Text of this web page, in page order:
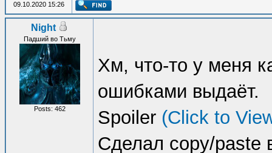
09.10.2020 15:26
Night
Падший во Тьму
Posts: 462
Хм, что-то у меня
ошибками выдаёт.
Spoiler (Click to
Сделал copy/paste